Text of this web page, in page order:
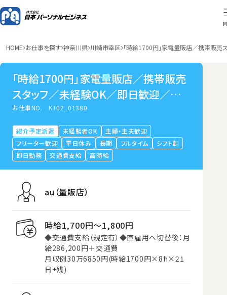
HOME お仕事を探す 神奈川県 川崎市幸区 「時給1700円」家電量販店／携帯販
「時給1700円」家電量販店／携帯販売
スタッフ／未経験OK／即日歓迎／川
崎市幸区
お仕事NO.KT02_01380
紹介予定派遣 未経験者OK
主婦・主夫歓迎
フリーター歓迎
平日休み 長期 フルタイム
シフト制
即日勤務
交通費支給 高時給
au（量販店）
時給1,700円〜1,800円
◆交通費支給（規定有）◆直雇用へ切替後：月
給286,200円＋交通費
月収例30万6850円(時給1700円×8h×21
日+残)